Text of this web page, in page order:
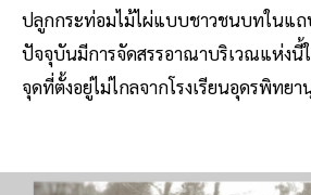
ปลูกกระท่อมไม้ไผ่แบบชาวชนบทในแ
ปัจจุบันมีการจัดสรรอาณาบริเวณแห่ง
จุดที่ตั้งอยู่ไม่ไกลจากโรงเรียนอุดรพิทยา